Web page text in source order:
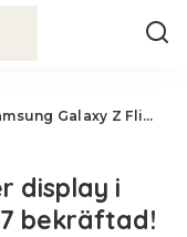
Z Flip7 bekräftad!
display i
bekräftad!